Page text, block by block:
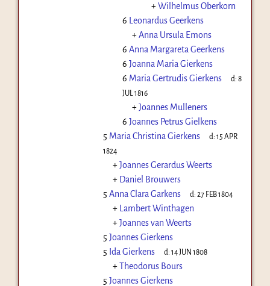
+Wilhelmus Oberkorn
6 Leonardus Geerkens
+Anna Ursula Emons
6 Anna Margareta Geerkens
6 Joanna Maria Gierkens
6 Maria Gertrudis Gierkens d:8
JUL 1816
+Joannes Mulleners
6 Joannes Petrus Gielkens
5 Maria Christina Gierkens d:15 APR
1824
+Joannes Gerardus Weerts
+ Daniel Brouwers
5 Anna Clara Garkens d:27 FEB 1804
+ Lambert Winthagen
+Joannes van Weerts
5 Joannes Gierkens
5 Ida Gierkens d:14 JUN 1808
+Theodorus Bours
5 Joannes Gierkens